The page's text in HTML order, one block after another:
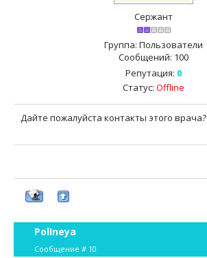
Сержант
Группа: Пользователи
Сообщений: 100
Репутация: 0
Статус: Offline
Дайте пожалуйста контакты этого врача?
PolIneya
Сообщение # 10